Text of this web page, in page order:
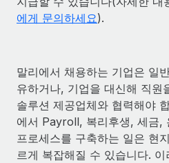
에게 문의하세요).
말리에서 채용하는 기업은 일
유하거나, 기업을 대신해 직원
솔루션 제공업체와 협력해야
에서 Payroll, 복리후생, 세금,
프로세스를 구축하는 일은 현
르게 복잡해질 수 있습니다.